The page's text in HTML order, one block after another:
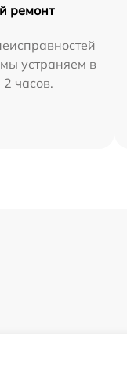
ремонт
устраняем в
2 часов.